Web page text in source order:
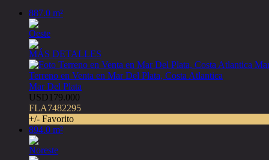
887.0 m²
Oeste
MÁS DETALLES
Terreno en Venta en Mar Del Plata, Costa Atlantica
Mar Del Plata
USD179.000
FLA7482295
+/- Favorito
894.0 m²
Noreste